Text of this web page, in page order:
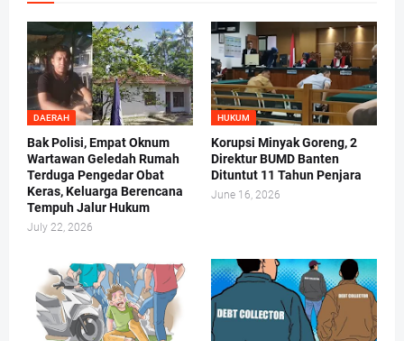
DAERAH
Bak Polisi, Empat Oknum
Wartawan Geledah Rumah
Terduga Pengedar Obat
Keras, Keluarga Berencana
Tempuh Jalur Hukum
July 22, 2026
HUKUM
Korupsi Minyak Goreng, 2
Direktur BUMD Banten
Dituntut 11 Tahun Penjara
June 16, 2026